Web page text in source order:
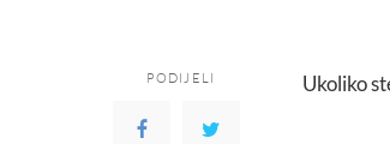
PODIJELI Ukoliko